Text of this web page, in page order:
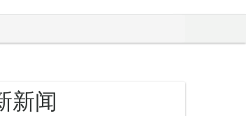
新闻